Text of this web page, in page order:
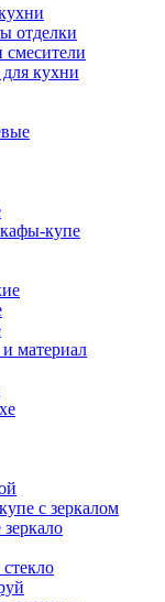
отделки
кухни
купе
материал
с зеркалом